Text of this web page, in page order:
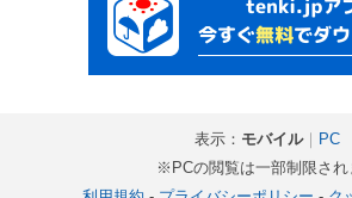
表示： モバイル｜
PC
※PCの閲覧は一部制限され